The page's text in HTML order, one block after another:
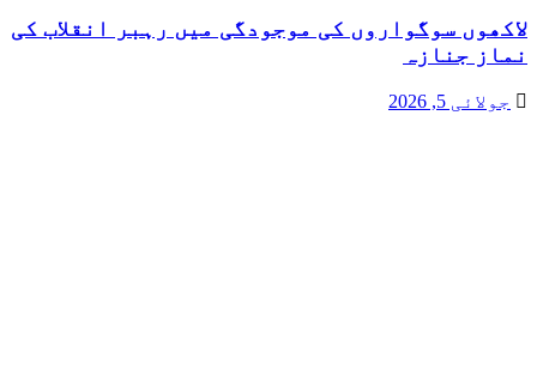
لاکھوں سوگواروں کی موجودگی میں رہبر انقلاب کی
نماز جنازہ
جولائی 5, 2026